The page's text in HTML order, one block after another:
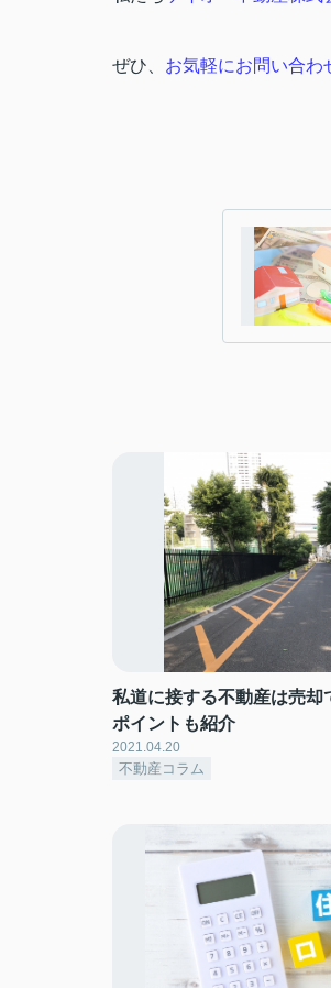
ぜひ、 お気軽にお問い合わ
私道に接する不動産は売却
ポイントも紹介
2021.04.20
不動産コラム